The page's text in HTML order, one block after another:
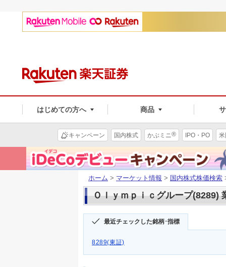
はじめての方へ 商品
キャンペーン 国内株式 かぶミニ® IPO・PO
ホーム > マーケット情報 > 国内株式株価検索
Ｏｌｙｍｐｉｃグループ(8289)
最近チェックした銘柄･指標
8289(東証)